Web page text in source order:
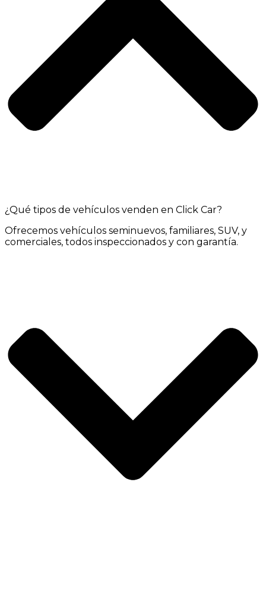
¿Qué tipos de vehículos venden en Click Car?
Ofrecemos vehículos seminuevos, familiares, SUV, y
comerciales, todos inspeccionados y con garantía.